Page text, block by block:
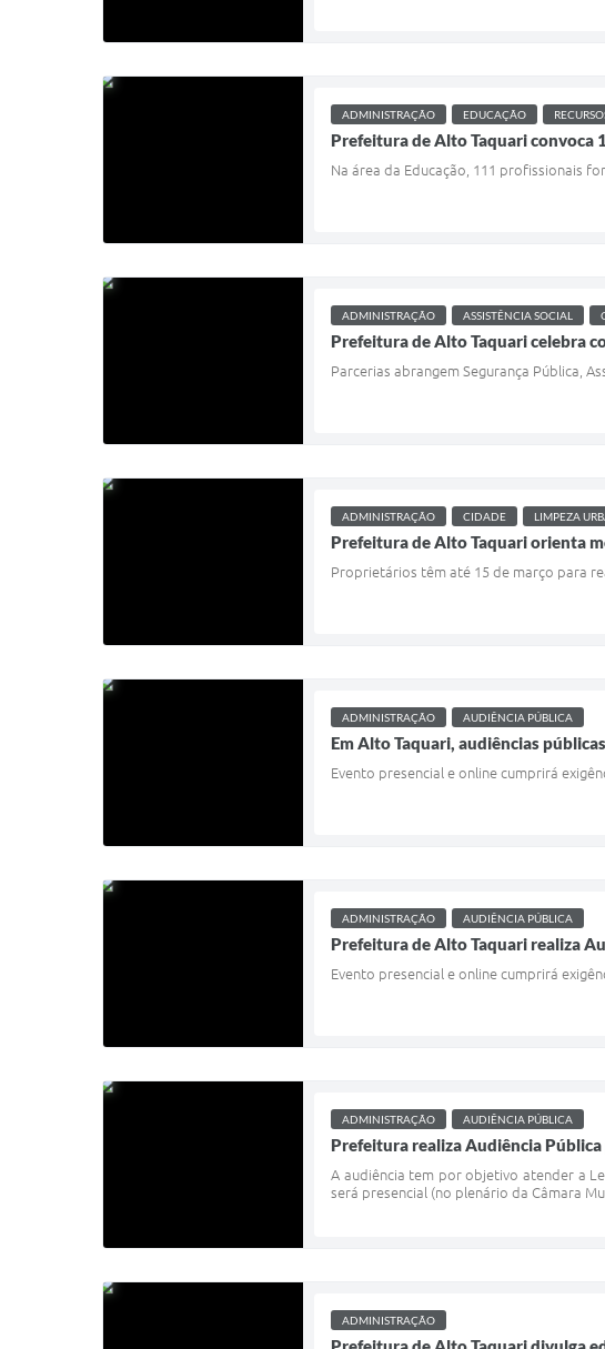
ADMINISTRAÇÃO EDUCAÇÃO
Prefeitura de Alto Taquari convoca
Na área da Educação, 111 profissionais
ADMINISTRAÇÃO ASSISTÊNCIA SOCIAL
Prefeitura de Alto Taquari celebra
Parcerias abrangem Segurança Pública,
ADMINISTRAÇÃO CIDADE LIMPEZA
Prefeitura de Alto Taquari orienta
Proprietários têm até 15 de março para
ADMINISTRAÇÃO AUDIÊNCIA PÚBLICA
Em Alto Taquari, audiências
Evento presencial e online cumprirá
ADMINISTRAÇÃO AUDIÊNCIA PÚBLICA
Prefeitura de Alto Taquari realiza
Evento presencial e online cumprirá
ADMINISTRAÇÃO AUDIÊNCIA PÚBLICA
Prefeitura realiza Audiência
A audiência tem por objetivo atender a
será presencial (no plenário da Câmara
ADMINISTRAÇÃO